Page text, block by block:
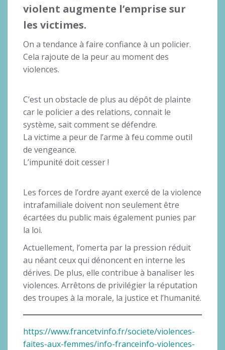
violent augmente l’emprise sur
les victimes.
On a tendance à faire confiance à un policier.
Cela rajoute de la peur au moment des
violences.
C’est un obstacle de plus au dépôt de plainte
car le policier a des relations, connait le
système, sait comment se défendre.
La victime a peur de l’arme à feu comme outil
de vengeance.
L’impunité doit cesser !
Les forces de l’ordre ayant exercé de la violence
intrafamiliale doivent non seulement être
écartées du public mais également punies par
la loi.
Actuellement, l’omerta par la pression réduit
au néant ceux qui dénoncent en interne les
dérives. De plus, elle contribue à banaliser les
violences. Arrêtons de privilégier la réputation
des troupes à la morale, la justice et l’humanité.
https://www.francetvinfo.fr/societe/violences-
faites-aux-femmes/info-franceinfo-violences-